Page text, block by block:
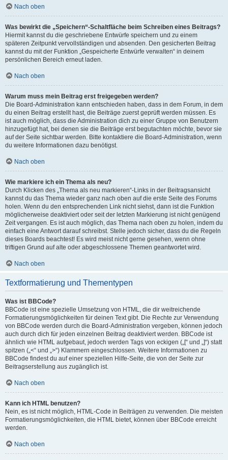
Nach oben
Was bewirkt die „Speichern“-Schaltfläche beim Schreiben eines Beitrags?
Hiermit kannst du die geschriebene Entwürfe speichern und zu einem
späteren Zeitpunkt vervollständigen und absenden. Den gesicherten Beitrag
kannst du mit der Funktion „Gespeicherte Entwürfe verwalten“ in deinem
persönlichen Bereich erneut laden.
Nach oben
Warum muss mein Beitrag erst freigegeben werden?
Die Board-Administration kann entschieden haben, dass in dem Forum, in dem
du einen Beitrag erstellt hast, die Beiträge zuerst geprüft werden müssen. Es
ist auch möglich, dass die Administration dich zu einer Gruppe von Benutzern
hinzugefügt hat, bei denen sie die Beiträge erst begutachten möchte, bevor sie
auf der Seite sichtbar werden. Bitte kontaktiere die Board-Administration, wenn
du weitere Informationen dazu benötigst.
Nach oben
Wie markiere ich ein Thema als neu?
Durch Klicken des „Thema als neu markieren“-Links in der Beitragsansicht
kannst du das Thema wieder ganz nach oben auf die erste Seite des Forums
holen. Wenn du den entsprechenden Link nicht siehst, dann ist die Funktion
möglicherweise deaktiviert oder seit der letzten Markierung ist nicht genügend
Zeit vergangen. Es ist auch möglich, das Thema nach oben zu holen, indem du
einfach eine Antwort darauf schreibst. Stelle jedoch sicher, dass du die Regeln
dieses Boards beachtest! Es wird meist nicht gerne gesehen, wenn ohne
triftigen Grund auf alte oder abgeschlossene Themen geantwortet wird.
Nach oben
Textformatierung und Thementypen
Was ist BBCode?
BBCode ist eine spezielle Umsetzung von HTML, die dir weitreichende
Formatierungsmöglichkeiten für deinen Text gibt. Die Rechte zur Verwendung
von BBCode werden durch die Board-Administration vergeben, können jedoch
auch durch dich für jeden einzelnen Beitrag deaktiviert werden. BBCode ist
ähnlich wie HTML aufgebaut, jedoch werden Tags von eckigen („[“ und „]“) statt
spitzen („<“ und „>“) Klammern eingeschlossen. Weitere Informationen zu
BBCode findest du auf einer speziellen Hilfe-Seite, die von der Seite zur
Beitragserstellung aus zugänglich ist.
Nach oben
Kann ich HTML benutzen?
Nein, es ist nicht möglich, HTML-Code in Beiträgen zu verwenden. Die meisten
Formatierungsmöglichkeiten, die HTML bietet, können über BBCode erreicht
werden.
Nach oben